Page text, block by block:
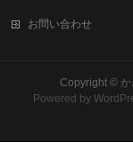
お問い合わせ
Copyright ©
Powered by